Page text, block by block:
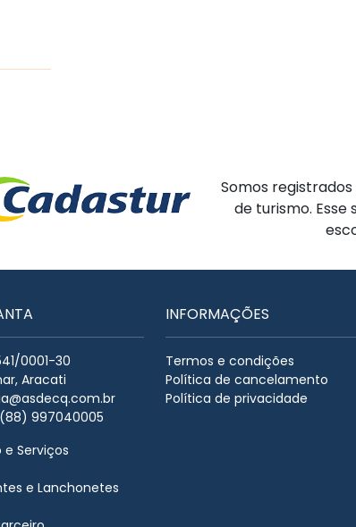
Somos
de turismo.
0001-30
Aracati
997040005
Serviços
e Lanchonetes
INFORMAÇÕES
Termos e condições
Política de cancelamento
Política de privacidade